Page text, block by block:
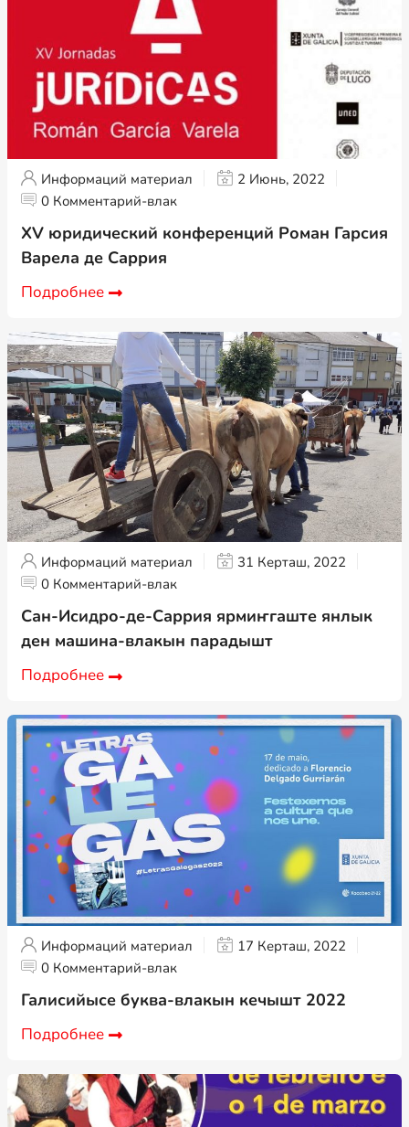
Информаций материал
2 Июнь, 2022
0 Комментарий-влак
XV юридический конференций Роман Гарсия
Варела де Саррия
Подробнее
Информаций материал
31 Керташ, 2022
0 Комментарий-влак
Сан-Исидро-де-Саррия ярмиҥгаште янлык
ден машина-влакын парадышт
Подробнее
Информаций материал
17 Керташ, 2022
0 Комментарий-влак
Галисийысе буква-влакын кечышт 2022
Подробнее